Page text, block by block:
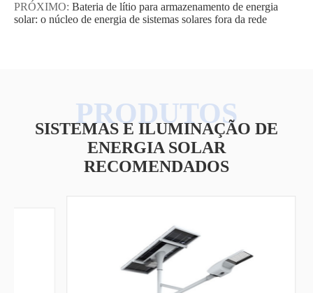
PRÓXIMO: Bateria de lítio para armazenamento de energia
solar: o núcleo de energia de sistemas solares fora da rede
SISTEMAS E ILUMINAÇÃO DE
ENERGIA SOLAR
RECOMENDADOS